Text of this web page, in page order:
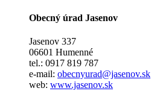
Obecný úrad Jasenov
Jasenov 337
06601 Humenné
tel.: 0917 819 787
e-mail: obecnyurad@jasenov.sk
web: www.jasenov.sk